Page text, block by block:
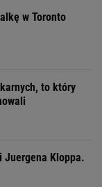
w Toronto
to który
Juergena Kloppa.